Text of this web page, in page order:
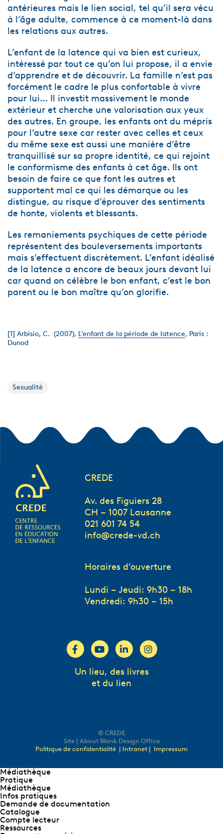
antérieures mais le lien social, tel qu’il sera vécu
à l’âge adulte, commence à ce moment-là dans
les relations aux autres.
L’enfant de la latence qui va bien est curieux,
intéressé par tout ce qu’on lui propose, il a envie
d’apprendre et de découvrir. La famille n’est pas
forcément le cadre le plus confortable à vivre
pour lui… Il investit massivement le monde
extérieur et cherche une valorisation aux yeux
des autres. En groupe, les enfants ont du mépris
pour l’autre sexe car rester avec celles et ceux
du même sexe est aussi une manière d’être
tranquillisé sur sa propre identité, ce qui rejoint
le conformisme des enfants à cet âge. Ils ont
besoin de faire ce que font les autres et
supportent mal ce qui les démarque ou les
distingue, au risque d’éprouver des sentiments
de honte, violents et blessants.
Les remaniements psychiques de cette période
représentent des bouleversements importants
mais s’effectuent discrètement. L’enfant idéalisé
de la latence a encore de beaux jours devant lui
car quand on célèbre le bon enfant, c’est le bon
parent ou le bon maître qu’on glorifie.
[1] Arbisio, C. (2007), L’enfant de la période de latence, Paris :
Dunod
Sexualité
CREDE
Av. des Figuiers 28
CH – 1007 Lausanne
021 601 74 54
info@crede-vd.ch
Horaires d’ouverture
Lundi – Jeudi: 9h30 – 18h
Vendredi: 9h30 – 15h
Un lieu, des livres
et du lien
© CREDE
Site | About Blank Design Office
Politique de confidentialité | Intranet | Impressum
Médiathèque
Pratique
Médiathèque
Infos pratiques
Demande de documentation
Catalogue
Compte lecteur
Ressources